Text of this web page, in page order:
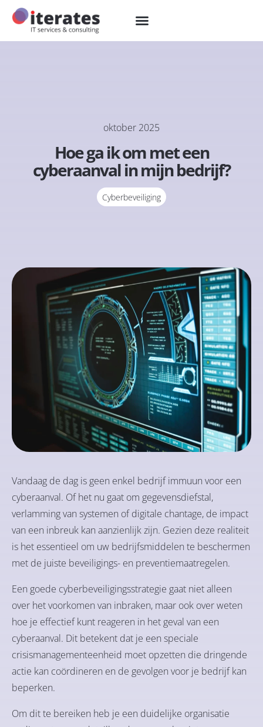
oktober 2025
Hoe ga ik om met een
cyberaanval in mijn bedrijf?
Cyberbeveiliging
Vandaag de dag is geen enkel bedrijf immuun voor een
cyberaanval. Of het nu gaat om gegevensdiefstal,
verlamming van systemen of digitale chantage, de impact
van een inbreuk kan aanzienlijk zijn. Gezien deze realiteit
is het essentieel om uw bedrijfsmiddelen te beschermen
met de juiste beveiligings- en preventiemaatregelen.
Een goede cyberbeveiligingsstrategie gaat niet alleen
over het voorkomen van inbraken, maar ook over weten
hoe je effectief kunt reageren in het geval van een
cyberaanval. Dit betekent dat je een speciale
crisismanagementeenheid moet opzetten die dringende
actie kan coördineren en de gevolgen voor je bedrijf kan
beperken.
Om dit te bereiken heb je een duidelijke organisatie